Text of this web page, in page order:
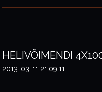
HELIVÕIMENDI
2013-03-11 21:09:11